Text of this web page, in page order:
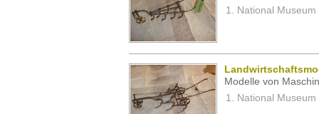
National Museum
Modelle von
National Museum